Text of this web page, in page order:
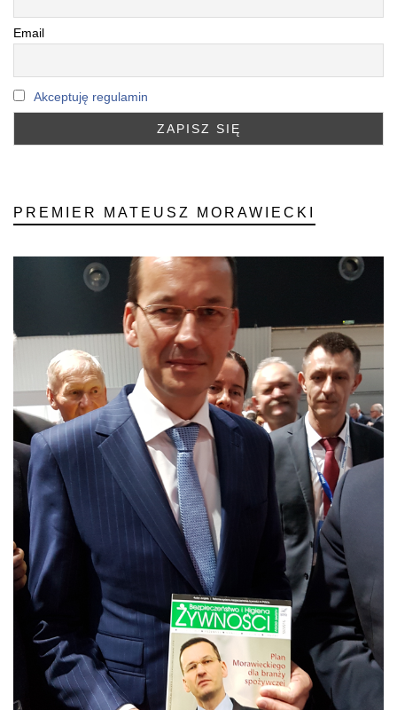
Email
Akceptuję regulamin
PREMIER MATEUSZ MORAWIECKI